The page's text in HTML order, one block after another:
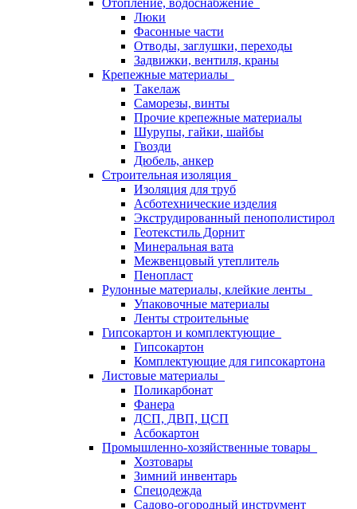
Отопление, водоснабжение
Люки
Фасонные части
Отводы, заглушки, переходы
Задвижки, вентиля, краны
Крепежные материалы
Такелаж
Саморезы, винты
Прочие крепежные материалы
Шурупы, гайки, шайбы
Гвозди
Дюбель, анкер
Строительная изоляция
Изоляция для труб
Асботехнические изделия
Экструдированный пенополистирол
Геотекстиль Дорнит
Минеральная вата
Межвенцовый утеплитель
Пенопласт
Рулонные материалы, клейкие ленты
Упаковочные материалы
Ленты строительные
Гипсокартон и комплектующие
Гипсокартон
Комплектующие для гипсокартона
Листовые материалы
Поликарбонат
Фанера
ДСП, ДВП, ЦСП
Асбокартон
Промышленно-хозяйственные товары
Хозтовары
Зимний инвентарь
Спецодежда
Садово-огородный инструмент